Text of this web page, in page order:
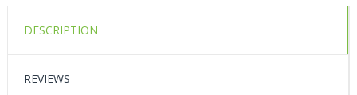
DESCRIPTION
REVIEWS